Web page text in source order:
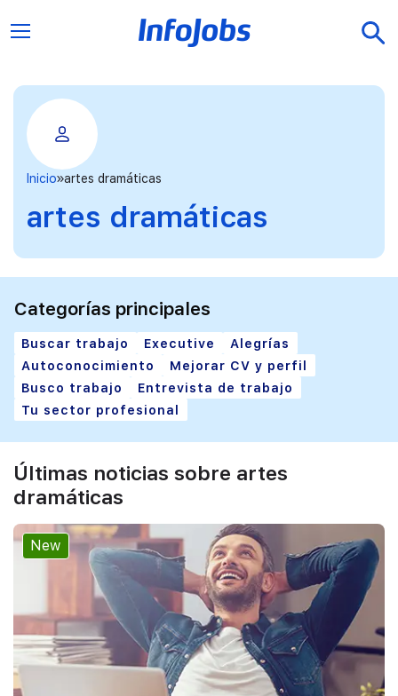
Inicio artes dramáticas
artes dramáticas
Categorías principales
Buscar trabajo Executive
Alegrías
Autoconocimiento
Mejorar CV y perfil
Busco trabajo
Entrevista de trabajo
Tu sector profesional
Últimas noticias sobre artes
dramáticas
New